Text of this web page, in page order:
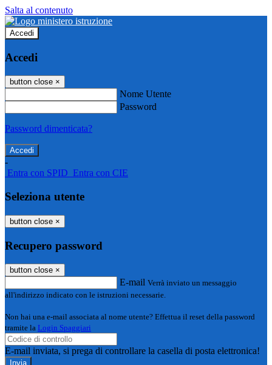
Salta al contenuto
Accedi
Accedi
button close ×
Nome Utente
Password
Password dimenticata?
-
Entra con SPID Entra con CIE
Seleziona utente
button close ×
Recupero password
button close ×
E-mail Verrà inviato un messaggio
all'indirizzo indicato con le istruzioni necessarie.
Non hai una e-mail associata al nome utente? Effettua il reset della password
tramite la Login Spaggiari
E-mail inviata, si prega di controllare la casella di posta elettronica!